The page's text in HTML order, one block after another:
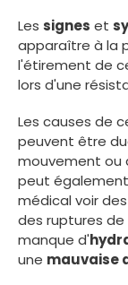
Les signes et
apparaître à la
l'étirement de
lors d'une
Les causes de
peuvent être
mouvement ou
peut
médical voir
des ruptures
manque d'
une mauvaise